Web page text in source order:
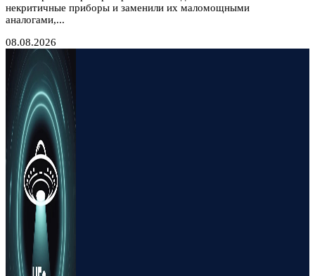
некритичные приборы и заменили их маломощными
аналогами,...
08.08.2026